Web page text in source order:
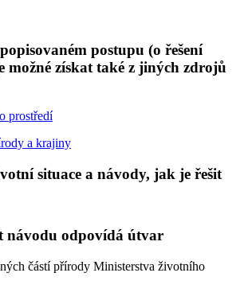
postupu (o řešení
možné získat také z jiných zdrojů
prostředí
a krajiny
situace a návody, jak je řešit
návodu odpovídá útvar
částí přírody Ministerstva životního